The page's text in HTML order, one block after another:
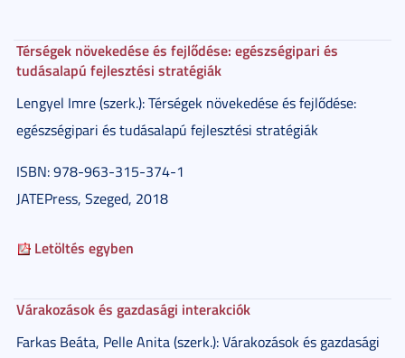
Térségek növekedése és fejlődése: egészségipari és
tudásalapú fejlesztési stratégiák
Lengyel Imre (szerk.): Térségek növekedése és fejlődése:
egészségipari és tudásalapú fejlesztési stratégiák
ISBN: 978-963-315-374-1
JATEPress, Szeged, 2018
Letöltés egyben
Várakozások és gazdasági interakciók
Farkas Beáta, Pelle Anita (szerk.): Várakozások és gazdasági